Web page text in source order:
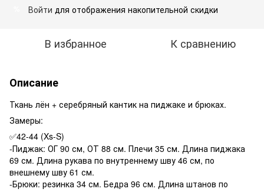
Войти для отображения накопительной скидки
В избранное К сравнению
Описание
Ткань лён + серебряный кантик на пиджаке и брюках.
Замеры:
✅42-44 (Xs-S)
-Пиджак: ОГ 90 см, ОТ 88 см. Плечи 35 см. Длина пиджака
69 см. Длина рукава по внутреннему шву 46 см, по
внешнему шву 61 см.
-Брюки: резинка 34 см. Бедра 96 см. Длина штанов по